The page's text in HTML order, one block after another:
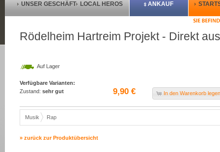
UNSER GESCHÄFT LOCAL HEROS ANKAUF
Rödelheim Hartreim Projekt - Direkt
Auf Lager
Verfügbare Varianten:
Zustand: sehr gut 9,90 € In den Warenkorb
Musik Rap
» zurück zur Produktübersicht